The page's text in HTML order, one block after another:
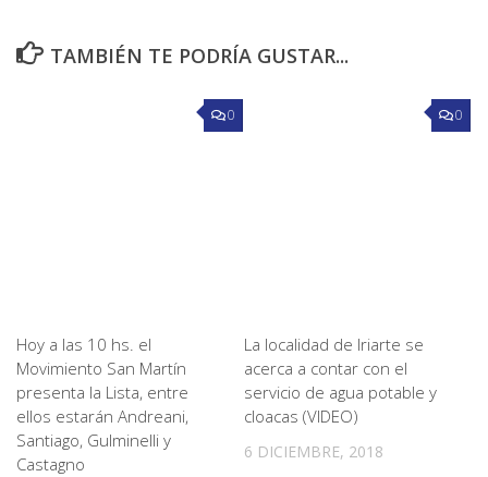
TAMBIÉN TE PODRÍA GUSTAR...
0
Hoy a las 10 hs. el
Movimiento San Martín
presenta la Lista, entre
ellos estarán Andreani,
Santiago, Gulminelli y
Castagno
0
La localidad de Iriarte se
acerca a contar con el
servicio de agua potable y
cloacas (VIDEO)
6 DICIEMBRE, 2018